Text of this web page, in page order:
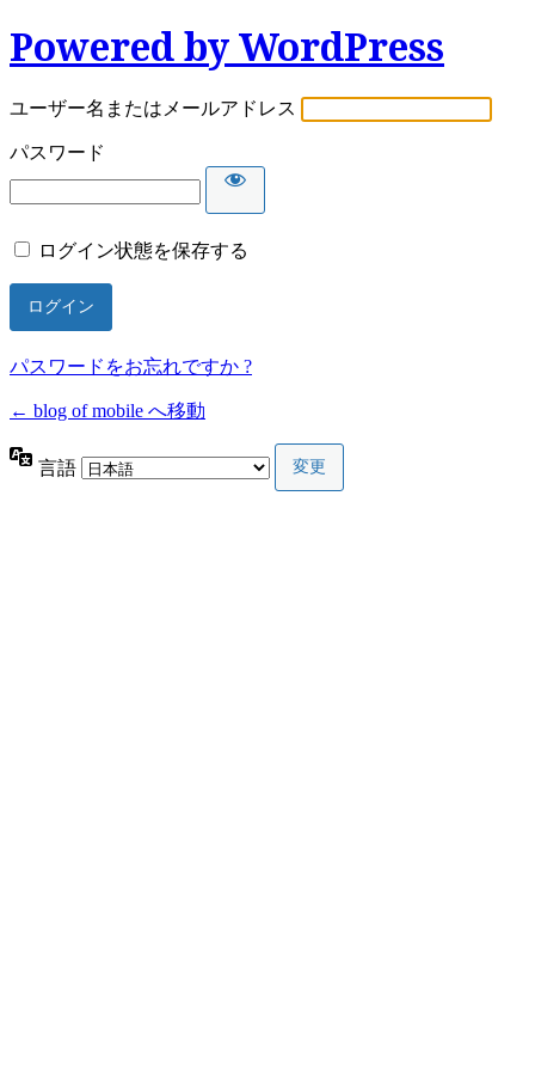
Powered by WordPress
ユーザー名またはメールアドレス
パスワード
ログイン状態を保存する
パスワードをお忘れですか ?
← blog of mobile へ移動
言語